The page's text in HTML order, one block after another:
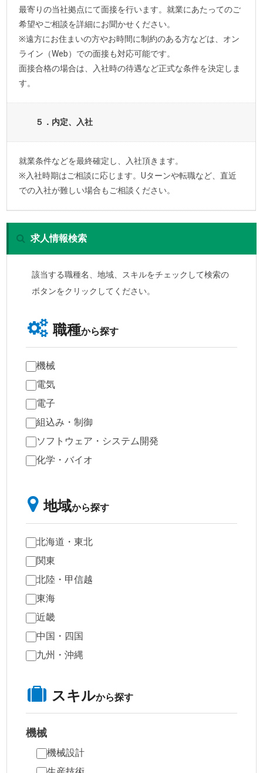
最寄りの当社拠点にて面接を行います。就業にあたってのご
希望やご相談を詳細にお聞かせください。
※遠方にお住まいの方やお時間に制約のある方などは、オン
ライン（Web）での面接も対応可能です。
面接合格の場合は、入社時の待遇など正式な条件を決定しま
す。
５．内定、入社
就業条件などを最終確定し、入社頂きます。
※入社時期はご相談に応じます。Uターンや転職など、直近
での入社が難しい場合もご相談ください。
求人情報検索
該当する職種名、地域、スキルをチェックして検索の
ボタンをクリックしてください。
職種から探す
機械
電気
電子
組込み・制御
ソフトウェア・システム開発
化学・バイオ
地域から探す
北海道・東北
関東
北陸・甲信越
東海
近畿
中国・四国
九州・沖縄
スキルから探す
機械
機械設計